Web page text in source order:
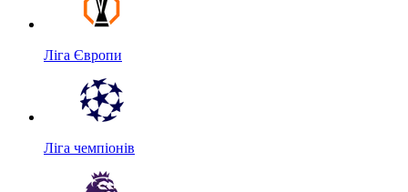
Ліга Європи
Ліга чемпіонів